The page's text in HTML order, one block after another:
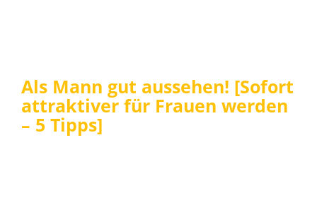
Als Mann gut aussehen! [Sofort
attraktiver für Frauen werden
– 5 Tipps]